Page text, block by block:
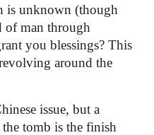
is unknown (though
of man through
you blessings? This
around the
issue, but a
tomb is the finish